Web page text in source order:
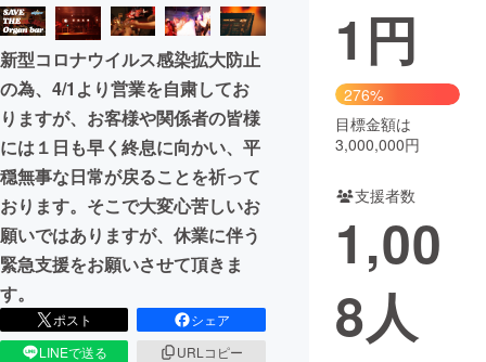
まちづくり・地域活性化
CAMPFIRE for Social Good
CAMPFIRE Creation
CAMPFIREふるさと納税machi-ya コミュニティ
新型コロナウイルス感染拡大防止
の為、4/1より営業を自粛してお
りますが、お客様や関係者の皆様
には１日も早く終息に向かい、平
穏無事な日常が戻ることを祈って
おります。そこで大変心苦しいお
願いではありますが、休業に伴う
緊急支援をお願いさせて頂きま
す。
ポスト
シェア
LINEで送る
URLコピー
1 円
276%
目標金額は
3,000,000円
支援者数
1,00
8人